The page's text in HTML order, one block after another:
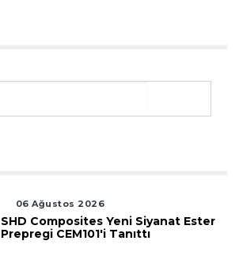
06 Ağustos 2026
SHD Composites Yeni Siyanat Ester
Prepregi CEM101'i Tanıttı